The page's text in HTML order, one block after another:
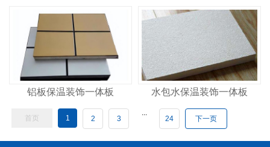
铝板保温装饰一体板 水包水保温装饰一体板
首页 1 2 3
...
24 下一页